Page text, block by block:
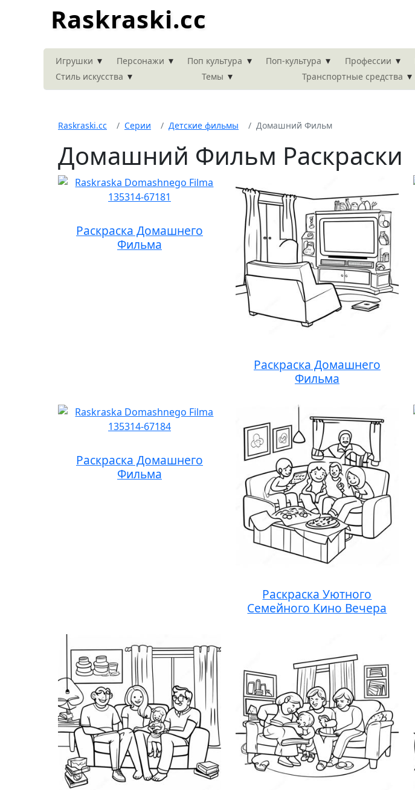
Raskraski.cc
Игрушки ▾ Персонажи ▾ Поп культура ▾ Поп-культура ▾ Профессии ▾
Стиль искусства ▾ Темы ▾ Транспортные средства ▾
Raskraski.cc Серии Детские фильмы Домашний Фильм
Домашний Фильм Раскраски
Раскраска Домашнего
Фильма
Раскраска Домашнего
Фильма
Раскраска Домашнего
Фильма
Раскраска Уютного
Семейного Кино Вечера